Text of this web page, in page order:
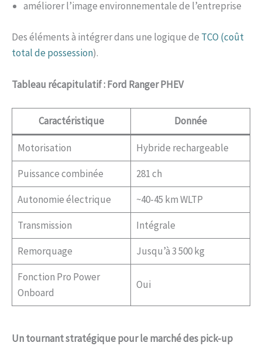
améliorer l’image environnementale de l’entreprise
Des éléments à intégrer dans une logique de TCO (coût
total de possession).
Tableau récapitulatif : Ford Ranger PHEV
Caractéristique Donnée
Motorisation
Hybride rechargeable
Puissance combinée
281 ch
Autonomie électrique
~40-45 km WLTP
Transmission
Intégrale
Remorquage
Jusqu’à 3 500 kg
Fonction Pro Power
Onboard
Oui
Un tournant stratégique pour le marché des pick-up